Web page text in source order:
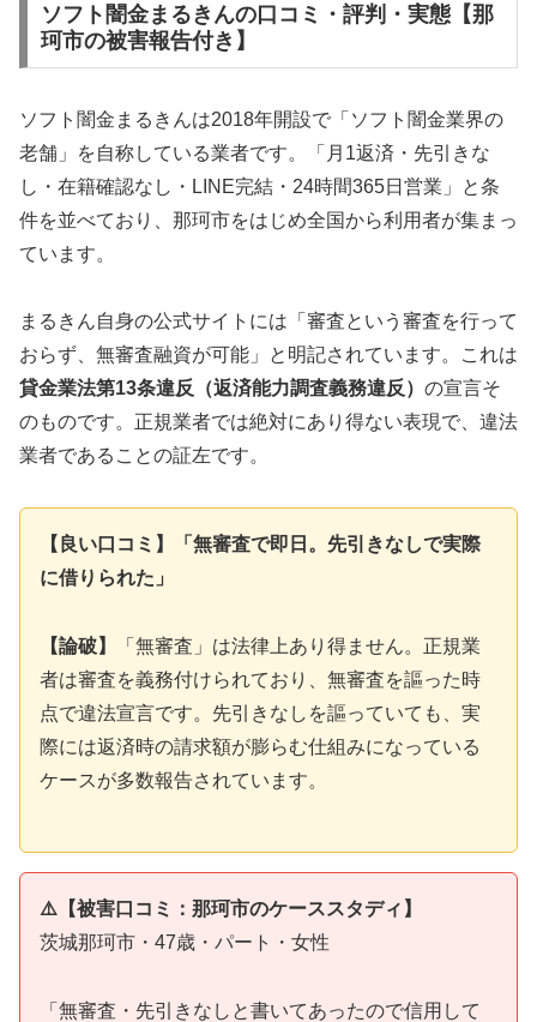
ソフト闇金まるきんの口コミ・評判・実態【那
珂市の被害報告付き】
ソフト闇金まるきんは2018年開設で「ソフト闇金業界の
老舗」を自称している業者です。「月1返済・先引きな
し・在籍確認なし・LINE完結・24時間365日営業」と条
件を並べており、那珂市をはじめ全国から利用者が集まっ
ています。
まるきん自身の公式サイトには「審査という審査を行って
おらず、無審査融資が可能」と明記されています。これは
貸金業法第13条違反（返済能力調査義務違反） の宣言そ
のものです。正規業者では絶対にあり得ない表現で、違法
業者であることの証左です。
【良い口コミ】「無審査で即日。先引きなしで実際
に借りられた」
【論破】
「無審査」は法律上あり得ません。正規業
者は審査を義務付けられており、無審査を謳った時
点で違法宣言です。先引きなしを謳っていても、実
際には返済時の請求額が膨らむ仕組みになっている
ケースが多数報告されています。
⚠️【被害口コミ：那珂市のケーススタディ】
茨城那珂市・47歳・パート・女性
「無審査・先引きなしと書いてあったので信用して